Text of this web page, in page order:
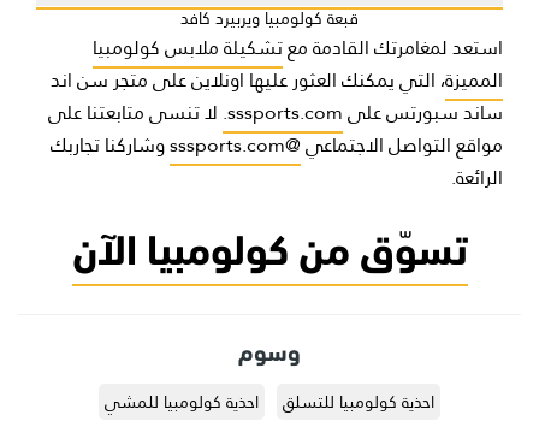
قبعة كولومبيا ويربيرد كافد
استعد لمغامرتك القادمة معتشكيلة ملابس كولومبيا
المميزة، التي يمكنك العثور عليها اونلاين على متجر سن اند
ساند سبورتس علىsssports.com. لا تنسى متابعتنا على
مواقع التواصل الاجتماعي@sssports.com
وشاركنا تجاربك
الرائعة.
تسوّق من كولومبيا الآن
وسوم
احذية كولومبيا للتسلق
احذية كولومبيا للمشي